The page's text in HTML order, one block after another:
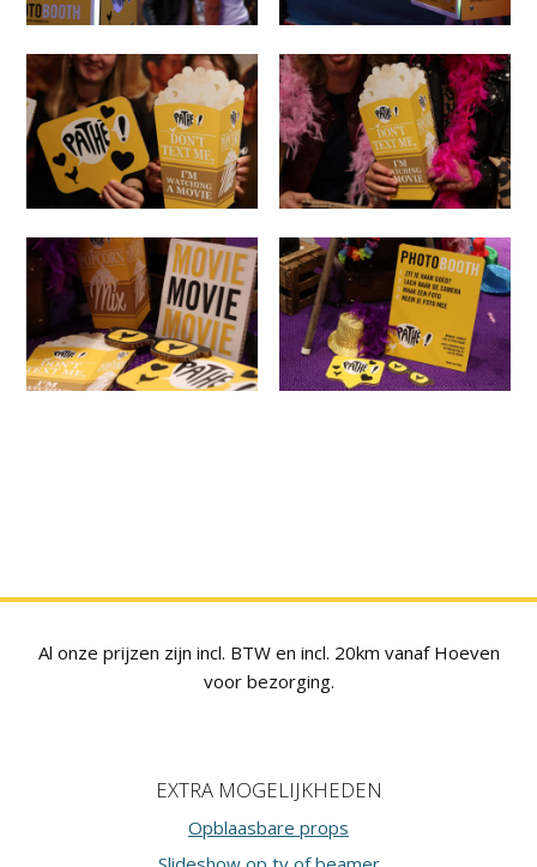
Al onze prijzen zijn incl. BTW en incl. 20km vanaf Hoeven
voor bezorging.
EXTRA MOGELIJKHEDEN
Opblaasbare props